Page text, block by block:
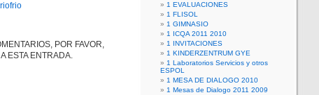
POR FAVOR,
ESTA ENTRADA.
1 EVALUACIONES
1 FLISOL
1 GIMNASIO
1 ICQA 2011 2010
1 INVITACIONES
1 KINDERZENTRUM GYE
1 Laboratorios Servicios y otros
ESPOL
1 MESA DE DIALOGO 2010
1 Mesas de Dialogo 2011 2009